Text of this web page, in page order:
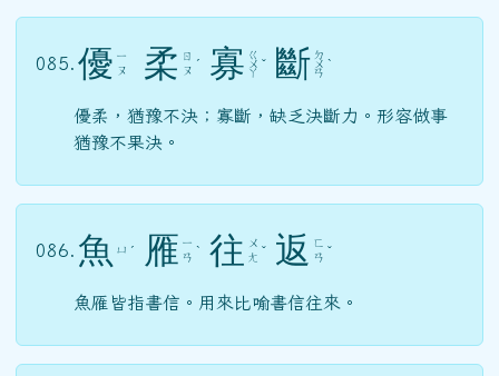
085. 優 ㄧ
ㄡ
柔 ㄖ
ㄡ ˊ 寡 ㄍ
ㄨ
ㄚ
ˇ 斷 ㄉ
ㄨ
ㄢ
ˋ
優柔，猶豫不決；寡斷，缺乏決斷力。形容做事
猶豫不果決。
086. 魚 ㄩ ˊ 雁 ㄧ
ㄢ ˋ 往 ㄨ
ㄤ ˇ 返 ㄈ
ㄢ ˇ
魚雁皆指書信。用來比喻書信往來。